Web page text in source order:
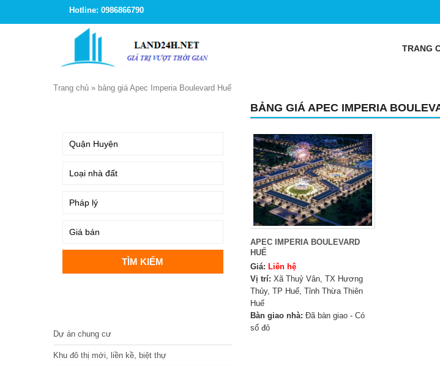
Hotline: 0986866790
TRANG
Trang chủ » bảng giá Apec Imperia Boulevard Huế
BẢNG GIÁ APEC IMPERIA
APEC IMPERIA BOULEVARD
HUẾ
Giá: Liên hệ
Vị trí: Xã Thuỷ Vân, TX Hương
Thủy, TP Huế, Tỉnh Thừa Thiên
Huế
Bàn giao nhà: Đã bàn giao - Có
sổ đỏ
Dự án chung cư
Khu đô thị mới, liền kề, biệt thự